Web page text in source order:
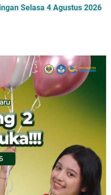
Selasa 4 Agustus 2026